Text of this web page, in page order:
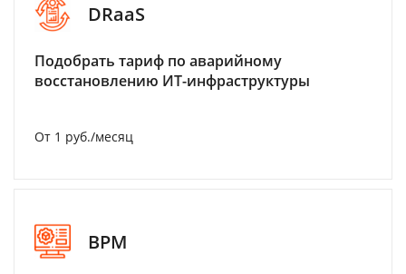
DRaaS
Подобрать тариф по аварийному
восстановлению ИТ-инфраструктуры
От 1 руб./месяц
BPM